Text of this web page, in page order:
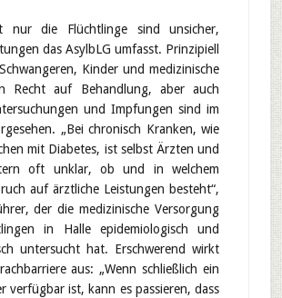
nur die Flüchtlinge sind unsicher,
das AsylbLG umfasst. Prinzipiell
Kinder und medizinische
Recht auf Behandlung, aber auch
und Impfungen sind im
„Bei chronisch Kranken, wie
mit Diabetes, ist selbst Ärzten und
oft unklar, ob und in welchem
auf ärztliche Leistungen besteht“,
der die medizinische Versorgung
in Halle epidemiologisch und
untersucht hat. Erschwerend wirkt
aus: „Wenn schließlich ein
verfügbar ist, kann es passieren, dass